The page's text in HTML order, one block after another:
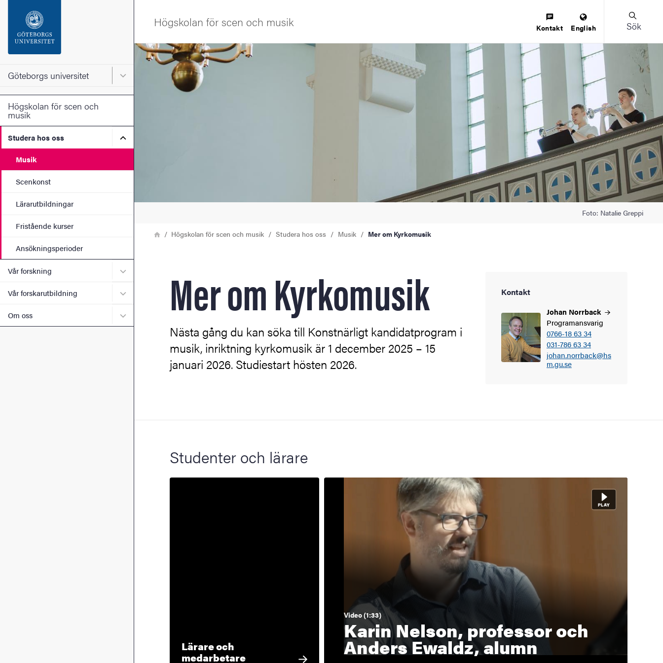
Sidfoten
Om webbplatsen
Göteborgs universitet Huvudmeny för Göteborgs universitet
Högskolan för scen och
musik
Studera hos oss Undermeny för Studera hos oss
Musik
Scenkonst
Lärarutbildningar
Fristående kurser
Ansökningsperioder
Vår forskning Undermeny för Vår forskning
Vår forskarutbildning Undermeny för Vår forskarutbildning
Om oss Undermeny för Om oss
Högskolan för scen och musik Kontakt English Sök
Bild
Foto: Natalie Greppi
LänkstigHemHögskolan för scen och musik Studera hos oss Musik Mer om Kyrkomusik
Mer om Kyrkomusik
Nästa gång du kan söka till Konstnärligt kandidatprogram i
musik, inriktning kyrkomusik är 1 december 2025 – 15
januari 2026. Studiestart hösten 2026.
Kontakt
Johan Norrback
Programansvarig
0766-18 63 34
031-786 63 34
johan.norrback@hs
m.gu.se
Studenter och lärare
Lärare och
medarbetare
Video (1:33)
Karin Nelson, professor och
Anders Ewaldz, alumn